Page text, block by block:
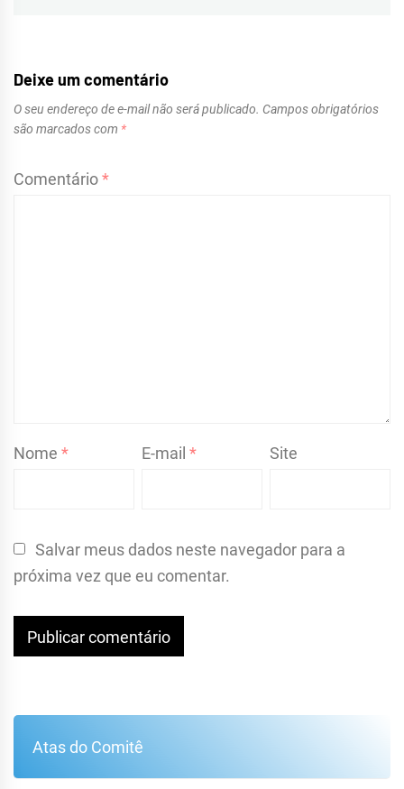
Deixe um comentário
O seu endereço de e-mail não será publicado. Campos obrigatórios
são marcados com *
Comentário*
Nome * E-mail* Site
Salvar meus dados neste navegador para a
próxima vez que eu comentar.
Atas do Comitê